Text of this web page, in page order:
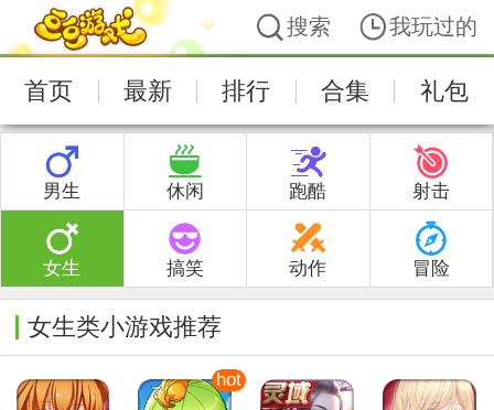
搜索 我玩过的
首页 最新 排行 合集 礼包
男生 休闲 跑酷 射击
女生 搞笑 动作 冒险
女生类小游戏推荐